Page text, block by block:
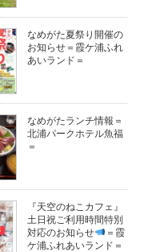
なめがた夏祭り開催の
お知らせ＝霞ケ浦ふれ
あいランド＝
なめがたランチ情報＝
北浦パークホテル魚福
＝
『天空のねこカフェ』
土日祝ご利用時間特別
対応のお知らせ
＝霞
ケ浦ふれあいランド＝